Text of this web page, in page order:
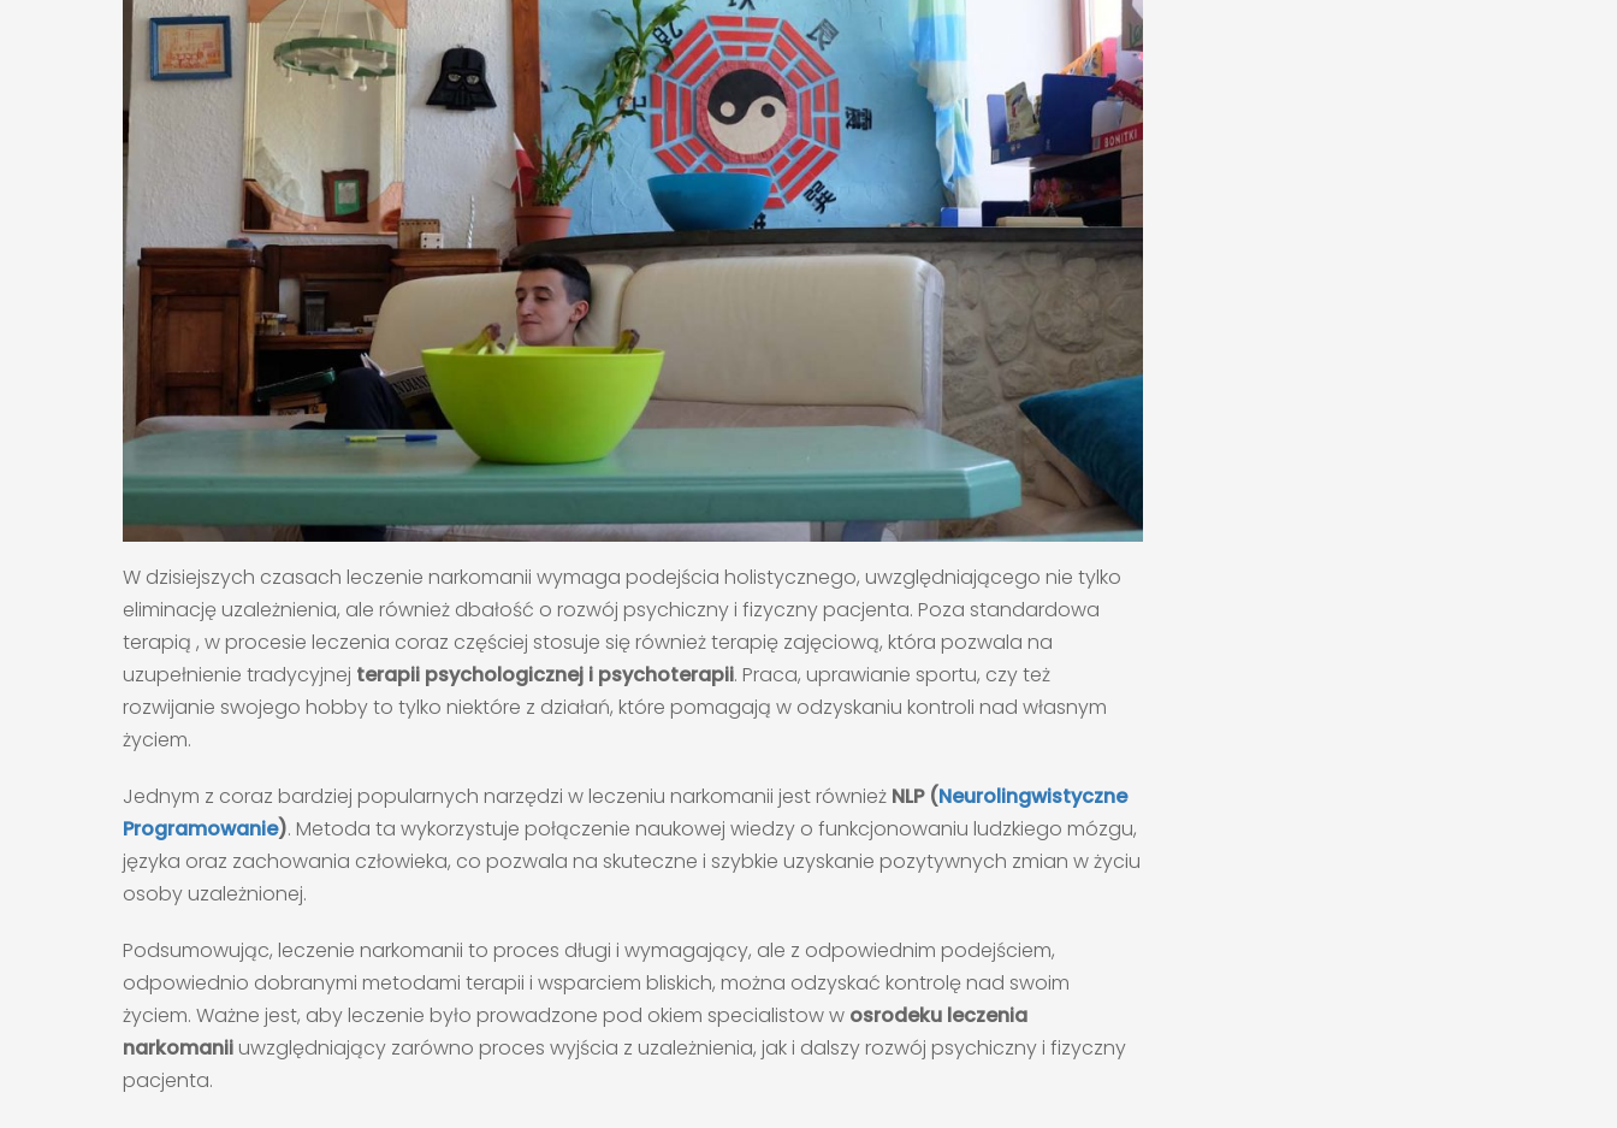
W dzisiejszych czasach leczenie narkomanii wymaga podejścia holistycznego, uwzględniającego nie tylko
eliminację uzależnienia, ale również dbałość o rozwój psychiczny i fizyczny pacjenta. Poza standardowa
terapią , w procesie leczenia coraz częściej stosuje się również terapię zajęciową, która pozwala na
uzupełnienie tradycyjnej terapii psychologicznej i psychoterapii. Praca, uprawianie sportu, czy też
rozwijanie swojego hobby to tylko niektóre z działań, które pomagają w odzyskaniu kontroli nad własnym
życiem.
Jednym z coraz bardziej popularnych narzędzi w leczeniu narkomanii jest również NLP (Neurolingwistyczne
Programowanie). Metoda ta wykorzystuje połączenie naukowej wiedzy o funkcjonowaniu ludzkiego mózgu,
języka oraz zachowania człowieka, co pozwala na skuteczne i szybkie uzyskanie pozytywnych zmian w życiu
osoby uzależnionej.
Podsumowując, leczenie narkomanii to proces długi i wymagający, ale z odpowiednim podejściem,
odpowiednio dobranymi metodami terapii i wsparciem bliskich, można odzyskać kontrolę nad swoim
życiem. Ważne jest, aby leczenie było prowadzone pod okiem specialistow w osrodeku leczenia
narkomanii uwzględniający zarówno proces wyjścia z uzależnienia, jak i dalszy rozwój psychiczny i fizyczny
pacjenta.